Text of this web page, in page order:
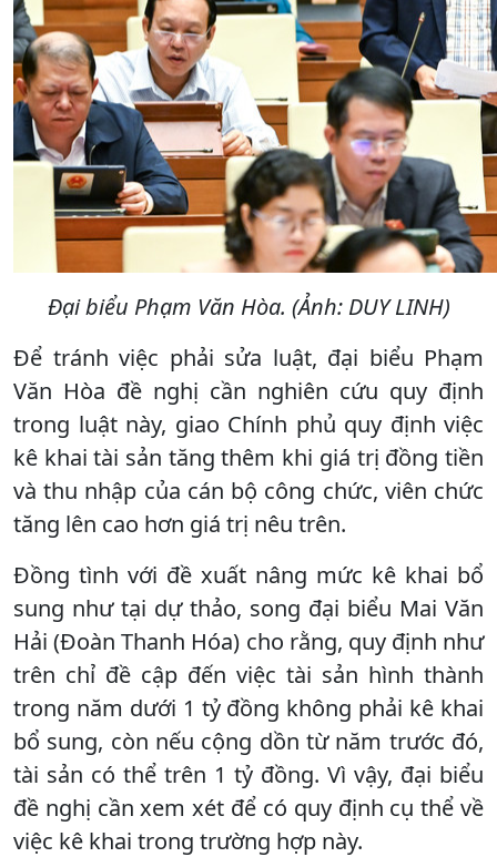
Đại biểu Phạm Văn Hòa. (Ảnh: DUY LINH)
Để tránh việc phải sửa luật, đại biểu Phạm
Văn Hòa đề nghị cần nghiên cứu quy định
trong luật này, giao Chính phủ quy định việc
kê khai tài sản tăng thêm khi giá trị đồng tiền
và thu nhập của cán bộ công chức, viên chức
tăng lên cao hơn giá trị nêu trên.
Đồng tình với đề xuất nâng mức kê khai bổ
sung như tại dự thảo, song đại biểu Mai Văn
Hải (Đoàn Thanh Hóa) cho rằng, quy định như
trên chỉ đề cập đến việc tài sản hình thành
trong năm dưới 1 tỷ đồng không phải kê khai
bổ sung, còn nếu cộng dồn từ năm trước đó,
tài sản có thể trên 1 tỷ đồng. Vì vậy, đại biểu
đề nghị cần xem xét để có quy định cụ thể về
việc kê khai trong trường hợp này.